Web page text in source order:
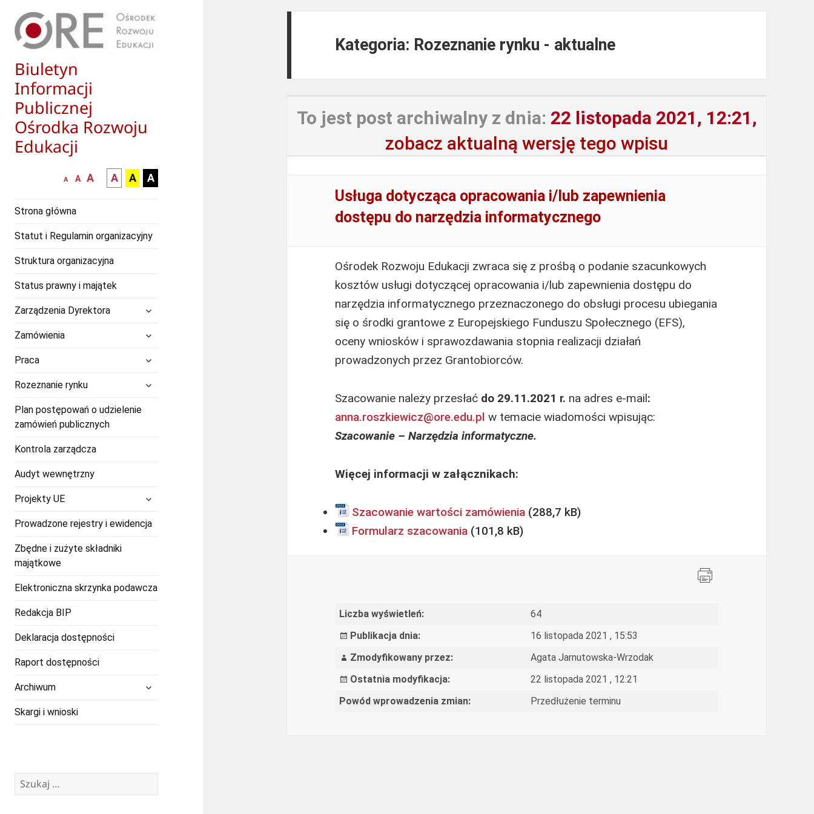
Biuletyn
Informacji
Publicznej
Ośrodka Rozwoju
Edukacji
mniejsza
A
normalna
A
większa-
czcionka
A
kontrast
czarny
białym
A
kontrast
czarny
zółtym
A
kontrast
żółty
A
Strona główna
Statut i Regulamin organizacyjny
Struktura organizacyjna
Status prawny i majątek
Zarządzenia Dyrektora
rozwiń
menu
Zamówienia
Praca
Rozeznanie rynkurozwiń
menu
potomne
Plan postępowań o udzielenie
zamówień publicznych
Kontrola zarządcza
Audyt wewnętrzny
Projekty UE
potomne
Prowadzone rejestry i ewidencja
Zbędne i zużyte składniki
majątkowe
Elektroniczna skrzynka podawcza
Redakcja BIP
Deklaracja dostępności
Raport dostępności
Archiwum
Skargi i wnioski
Szukaj:
Kategoria: Rozeznanie rynku - aktualne
To jest post archiwalny z dnia: 22 listopada 2021, 12:21,
zobacz aktualną wersję tego wpisu
Usługa dotycząca opracowania i/lub zapewnienia
dostępu do narzędzia informatycznego
Ośrodek Rozwoju Edukacji zwraca się z prośbą o podanie szacunkowych
kosztów usługi dotyczącej opracowania i/lub zapewnienia dostępu do
narzędzia informatycznego przeznaczonego do obsługi procesu ubiegania
się o środki grantowe z Europejskiego Funduszu Społecznego (EFS),
oceny wniosków i sprawozdawania stopnia realizacji działań
prowadzonych przez Grantobiorców.
Szacowanie należy przesłać do 29.11.2021 r. na adres e-mail:
anna.roszkiewicz@ore.edu.pl w temacie wiadomości wpisując:
Szacowanie – Narzędzia informatyczne.
Więcej informacji w załącznikach:
Szacowanie wartości zamówienia
Formularz szacowania
Liczba wyświetleń:
64
Publikacja dnia:
16 listopada 2021 , 15:53
Zmodyfikowany przez:
Agata Jarnutowska-Wrzodak
Ostatnia modyfikacja:
22 listopada 2021 , 12:21
Powód wprowadzenia zmian:
Przedłużenie terminu